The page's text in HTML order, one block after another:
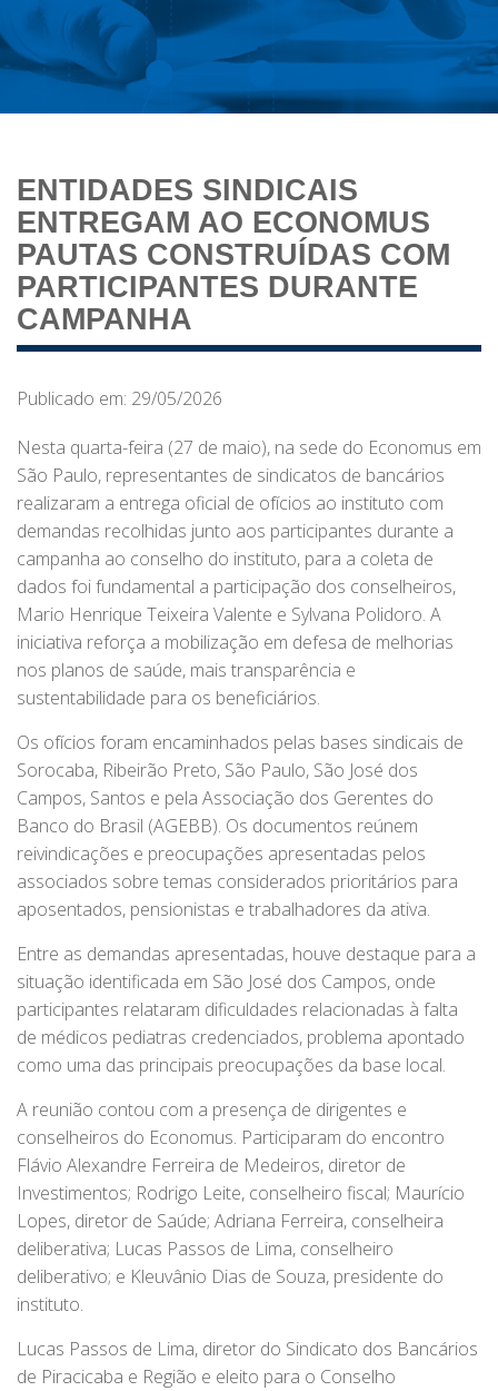
ENTIDADES SINDICAIS
ENTREGAM AO ECONOMUS
PAUTAS CONSTRUÍDAS COM
PARTICIPANTES DURANTE
CAMPANHA
Publicado em: 29/05/2026
Nesta quarta-feira (27 de maio), na sede do Economus em
São Paulo, representantes de sindicatos de bancários
realizaram a entrega oficial de ofícios ao instituto com
demandas recolhidas junto aos participantes durante a
campanha ao conselho do instituto, para a coleta de
dados foi fundamental a participação dos conselheiros,
Mario Henrique Teixeira Valente e Sylvana Polidoro. A
iniciativa reforça a mobilização em defesa de melhorias
nos planos de saúde, mais transparência e
sustentabilidade para os beneficiários.
Os ofícios foram encaminhados pelas bases sindicais de
Sorocaba, Ribeirão Preto, São Paulo, São José dos
Campos, Santos e pela Associação dos Gerentes do
Banco do Brasil (AGEBB). Os documentos reúnem
reivindicações e preocupações apresentadas pelos
associados sobre temas considerados prioritários para
aposentados, pensionistas e trabalhadores da ativa.
Entre as demandas apresentadas, houve destaque para a
situação identificada em São José dos Campos, onde
participantes relataram dificuldades relacionadas à falta
de médicos pediatras credenciados, problema apontado
como uma das principais preocupações da base local.
A reunião contou com a presença de dirigentes e
conselheiros do Economus. Participaram do encontro
Flávio Alexandre Ferreira de Medeiros, diretor de
Investimentos; Rodrigo Leite, conselheiro fiscal; Maurício
Lopes, diretor de Saúde; Adriana Ferreira, conselheira
deliberativa; Lucas Passos de Lima, conselheiro
deliberativo; e Kleuvânio Dias de Souza, presidente do
instituto.
Lucas Passos de Lima, diretor do Sindicato dos Bancários
de Piracicaba e Região e eleito para o Conselho